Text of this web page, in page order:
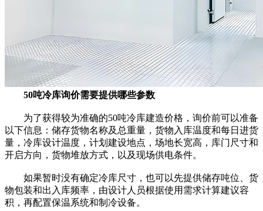
50吨冷库询价需要提供哪些参数
为了获得较为准确的50吨冷库建造价格，询价前可以准备
以下信息：储存货物名称及总重量，货物入库温度和每日进货
量，冷库设计温度，计划建设地点，场地长宽高，库门尺寸和
开启方向，货物堆放方式，以及现场供电条件。
如果暂时没有确定冷库尺寸，也可以先提供储存吨位、货
物包装和出入库频率，由设计人员根据使用需求计算建议容
积，再配置保温系统和制冷设备。